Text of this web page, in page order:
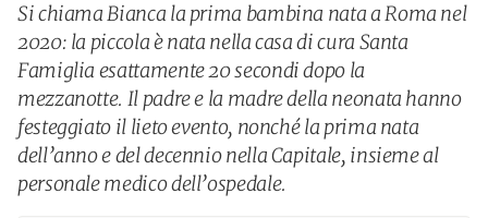
Si chiama Bianca la prima bambina nata a Roma nel
2020: la piccola è nata nella casa di cura Santa
Famiglia esattamente 20 secondi dopo la
mezzanotte. Il padre e la madre della neonata hanno
festeggiato il lieto evento, nonché la prima nata
dell’anno e del decennio nella Capitale, insieme al
personale medico dell’ospedale.